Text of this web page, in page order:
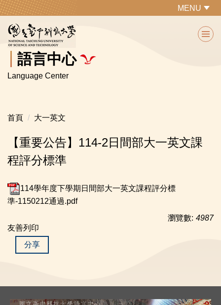
跳
主
要
容
區
語言中心
Language Center
MENU
首頁 大一英文
【重要公告】114-2日間部大一英文課
程評分標準
114學年度下學期日間部大一英文課程評分標
準-1150212通過.pdf
瀏覽數: 4987
友善列印
分享